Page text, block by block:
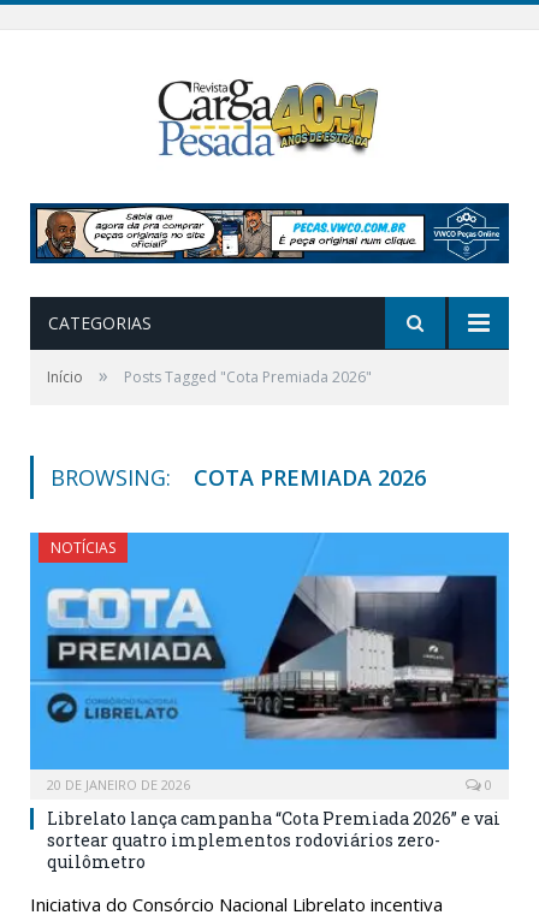
CATEGORIAS
Início » Posts Tagged "Cota Premiada 2026"
BROWSING: COTA PREMIADA 2026
NOTÍCIAS
20 DE JANEIRO DE 2026 0
Librelato lança campanha “Cota Premiada 2026” e vai
sortear quatro implementos rodoviários zero-
quilômetro
Iniciativa do Consórcio Nacional Librelato incentiva